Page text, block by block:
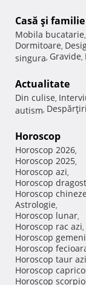
Casă şi familie
Mobila bucatarie,
Dormitoare,
singura, Gravide,
Actualitate
Din culise,
autism,
Horoscop
Horoscop 2026,
Horoscop 2025,
Horoscop azi,
Horoscop
Horoscop
Astrologie,
Horoscop lunar,
Horoscop rac azi,
Horoscop
Horoscop
Horoscop taur azi
Horoscop
Horoscop